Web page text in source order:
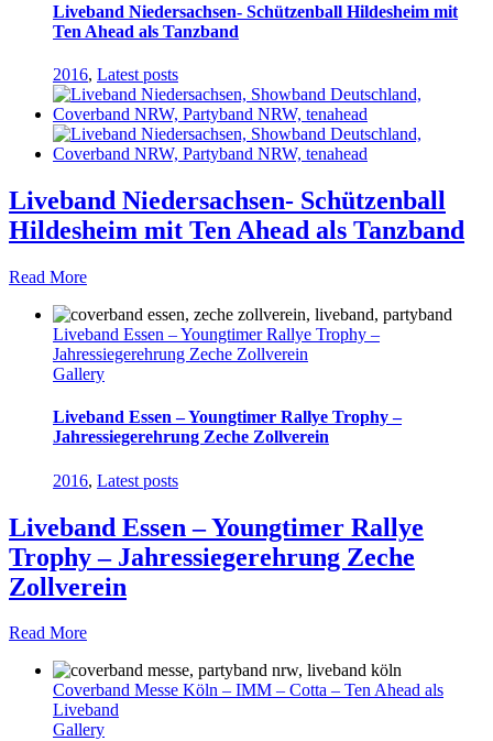
Liveband Niedersachsen- Schützenball Hildesheim mit
Ten Ahead als Tanzband
2016, Latest posts
Liveband Niedersachsen- Schützenball
Hildesheim mit Ten Ahead als Tanzband
Read More
Liveband Essen – Youngtimer Rallye Trophy –
Jahressiegerehrung Zeche Zollverein
Gallery
Liveband Essen – Youngtimer Rallye Trophy –
Jahressiegerehrung Zeche Zollverein
2016, Latest posts
Liveband Essen – Youngtimer Rallye
Trophy – Jahressiegerehrung Zeche
Zollverein
Read More
Coverband Messe Köln – IMM – Cotta – Ten Ahead als
Liveband
Gallery